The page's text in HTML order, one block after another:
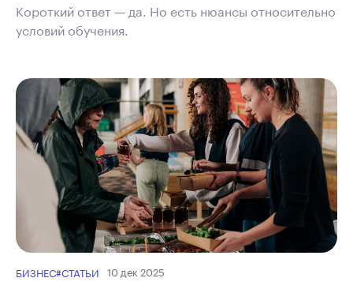
Короткий ответ — да. Но есть нюансы относительно
условий обучения.
БИЗНЕС#СТАТЬИ 10 дек 2025